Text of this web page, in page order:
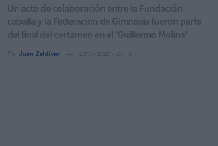
Un acto de colaboración entre la Fundación
caballa y la Federación de Gimnasia fueron parte
del final del certamen en el 'Guillermo Molina'
Por Juan Zaldívar 23/05/2026 - 21:19